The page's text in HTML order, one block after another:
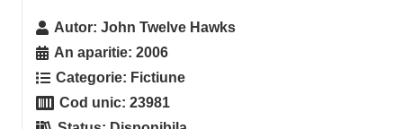
Autor:John Twelve Hawks
An aparitie:2006
Categorie: Fictiune
Cod unic:23981